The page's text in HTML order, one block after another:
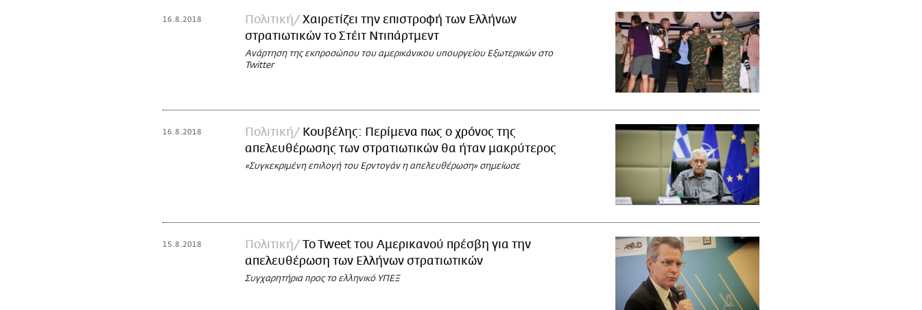
16.8.2018 Πολιτική
Χαιρετίζει την επιστροφή των Ελλήνων
στρατιωτικών το Στέιτ Ντιπάρτμεντ
Aνάρτηση της εκπροσώπου του αμερικάνικου υπουργείου Εξωτερικών στο
Twitter
16.8.2018 Πολιτική
Kουβέλης: Περίμενα πως ο χρόνος της
απελευθέρωσης των στρατιωτικών θα ήταν μακρύτερος
«Συγκεκριμένη επιλογή του Ερντογάν η απελευθέρωση» σημείωσε
15.8.2018 Πολιτική
To Tweet του Αμερικανού πρέσβη για την
απελευθέρωση των Ελλήνων στρατιωτικών
Συγχαρητήρια προς το ελληνικό ΥΠΕΞ